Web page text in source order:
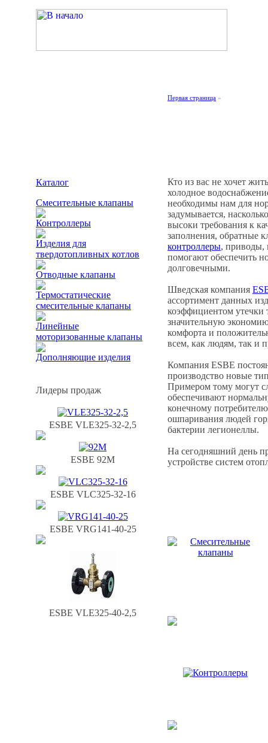
Первая страница »
Каталог
Смесительные клапаны
Контроллеры
Изделия для
твердотопливных котлов
Отводные клапаны
Термостатические
смесительные клапаны
Линейные
моторизованные клапаны
Дополняющие изделия
Лидеры продаж
ESBE VLЕ325-32-2,5
ESBE 92M
ESBE VLС325-32-16
ESBE VRG141-40-25
ESBE VLЕ325-40-2,5
Кто из вас не хочет
холодное
необходимы нам для
задумывается,
высоки требования к
заполнения, обратные
контроллеры, приводы,
помогают обеспечить
долговечными.
Шведская компания
ассортимент данных
коэффициентом утечки
значительную
комфорта и
всем, как людям, так и
Компания ESBE
производство новые
Примером тому могут
обеспечивают
конечному
ошпаривания людей
бактерии легионеллы.
На сегодняшний день
устройстве систем